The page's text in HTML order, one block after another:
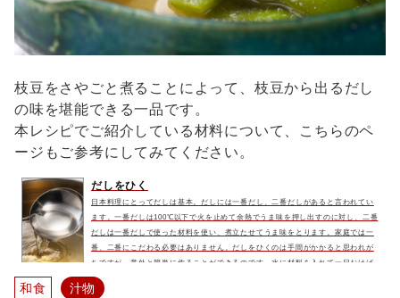
枝豆をさやごと煮ることによって、枝豆から出るだし
の味を堪能できる一品です。
本レシピでご紹介している材料について、こちらのペ
ージもご参考にしてみてください。
だしをひく
日本料理にとってだしは基本。だしには一番だし、二番だしがあると言われてい
ます。一番だしは100℃以下で火を止めて余熱でうま味を押し出すのに対し、二番
だしは一番だしで使った材料を使い、煮立たせてうま味をとります。家庭では一
番、二番にこだわる必要はありません。だしをひくのは手間がかかると思われが
ちですが、意外と簡単に作ることができるのです。水に材料を入れて一日おけば
それだけで充分にだしが出ます。物足りなければそれをコトコトと煮てさらに美
味しいだしを取りましょう。余熱で出す一番だしよりも濃いうま味があ...
和食 汁物